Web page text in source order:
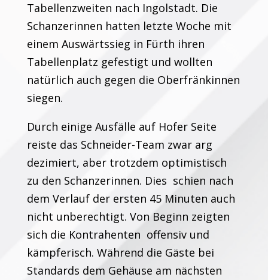
Tabellenzweiten nach Ingolstadt. Die
Schanzerinnen hatten letzte Woche mit
einem Auswärtssieg in Fürth ihren
Tabellenplatz gefestigt und wollten
natürlich auch gegen die Oberfränkinnen
siegen.
Durch einige Ausfälle auf Hofer Seite
reiste das Schneider-Team zwar arg
dezimiert, aber trotzdem optimistisch
zu den Schanzerinnen. Dies schien nach
dem Verlauf der ersten 45 Minuten auch
nicht unberechtigt. Von Beginn zeigten
sich die Kontrahenten offensiv und
kämpferisch. Während die Gäste bei
Standards dem Gehäuse am nächsten